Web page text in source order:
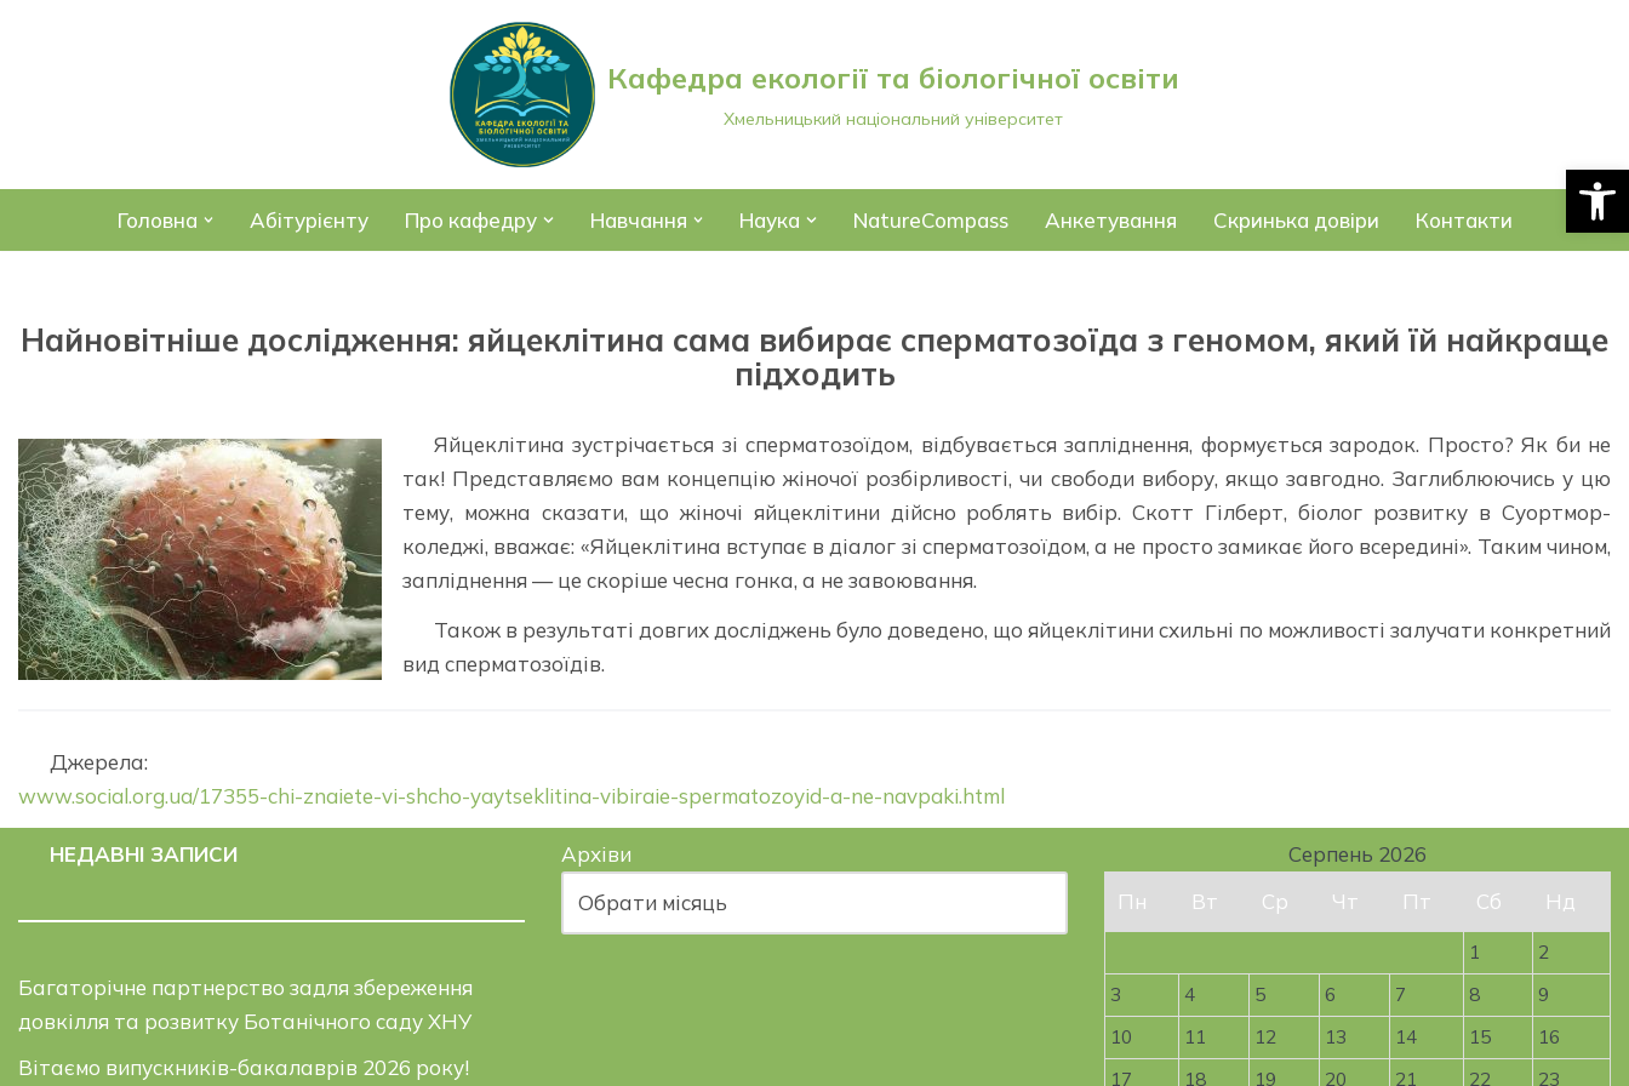
Кафедра екології та біологічної освіти
Хмельницький національний університет
Головна Абітурієнту Про кафедру Навчання Наука NatureCompass Анкетування Скринька довіри Контакти
Найновітніше дослідження: яйцеклітина сама вибирає сперматозоїда з геномом, який їй найкраще
підходить
Яйцеклітина зустрічається зі сперматозоїдом, відбувається запліднення, формується зародок. Просто? Як би не
так! Представляємо вам концепцію жіночої розбірливості, чи свободи вибору, якщо завгодно. Заглиблюючись у цю
тему, можна сказати, що жіночі яйцеклітини дійсно роблять вибір. Скотт Гілберт, біолог розвитку в Суортмор-
коледжі, вважає: «Яйцеклітина вступає в діалог зі сперматозоїдом, а не просто замикає його всередині». Таким чином,
запліднення — це скоріше чесна гонка, а не завоювання.
Також в результаті довгих досліджень було доведено, що яйцеклітини схильні по можливості залучати конкретний
вид сперматозоїдів.
Джерела:
www.social.org.ua/17355-chi-znaiete-vi-shcho-yaytseklitina-vibiraie-spermatozoyid-a-ne-navpaki.html
НЕДАВНІ ЗАПИСИ
Багаторічне партнерство задля збереження
довкілля та розвитку Ботанічного саду ХНУ
Вітаємо випускників-бакалаврів 2026 року!
Архіви
Серпень 2026
Пн
Вт Ср Чт Пт Сб Нд
1
2
3
4 5 6 7 8
9
10
11 12 13 14 15
16
17
18 19 20 21 22 23